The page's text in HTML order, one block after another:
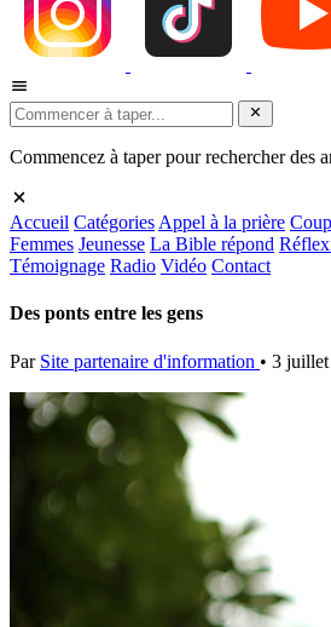
Commencez à taper pour rechercher des
Accueil Catégories Appel à la prière
Femmes Jeunesse La Bible répond
Témoignage Radio Vidéo Contact
Des ponts entre les gens
Par Site partenaire d'information • 3